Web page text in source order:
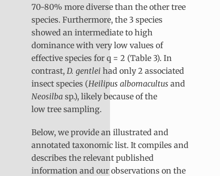
70-80% more diverse than the other tree
species. Furthermore, the 3 species
showed an intermediate to high
dominance with very low values of
effective species for q = 2 (Table 3). In
contrast, D. gentlei had only 2 associated
insect species (Heilipus albomacultus and
Neosilba sp.), likely because of the
low tree sampling.
Below, we provide an illustrated and
annotated taxonomic list. It compiles and
describes the relevant published
information and our observations on the